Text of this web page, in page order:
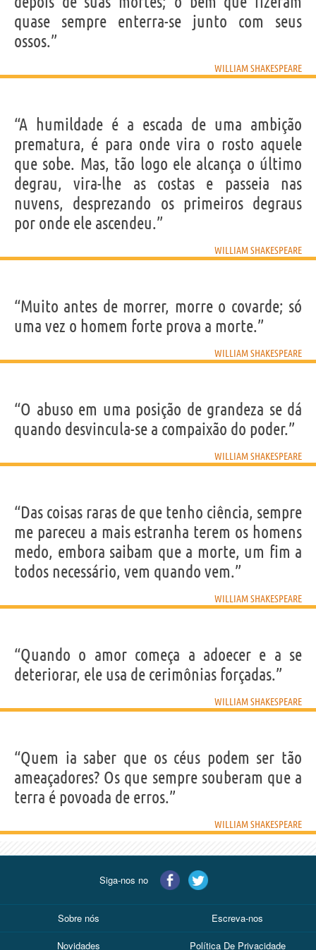
quase sempre enterra-se junto com seus
ossos.”
WILLIAM SHAKESPEARE
“A humildade é a escada de uma ambição
prematura, é para onde vira o rosto aquele
que sobe. Mas, tão logo ele alcança o último
degrau, vira-lhe as costas e passeia nas
nuvens, desprezando os primeiros degraus
por onde ele ascendeu.”
WILLIAM SHAKESPEARE
“Muito antes de morrer, morre o covarde; só
uma vez o homem forte prova a morte.”
WILLIAM SHAKESPEARE
“O abuso em uma posição de grandeza se dá
quando desvincula-se a compaixão do poder.”
WILLIAM SHAKESPEARE
“Das coisas raras de que tenho ciência, sempre
me pareceu a mais estranha terem os homens
medo, embora saibam que a morte, um fim a
todos necessário, vem quando vem.”
WILLIAM SHAKESPEARE
“Quando o amor começa a adoecer e a se
deteriorar, ele usa de cerimônias forçadas.”
WILLIAM SHAKESPEARE
“Quem ia saber que os céus podem ser tão
ameaçadores? Os que sempre souberam que a
terra é povoada de erros.”
WILLIAM SHAKESPEARE
Siga-nos no
Sobre nós Escreva-nos
Novidades Política De Privacidade